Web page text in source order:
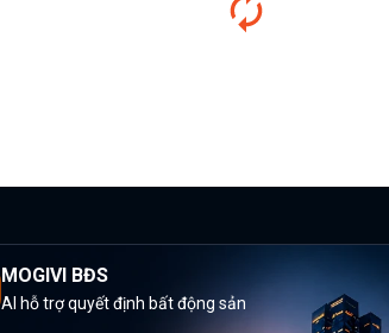
MOGIVI BĐS
AI hỗ trợ quyết định bất động sản